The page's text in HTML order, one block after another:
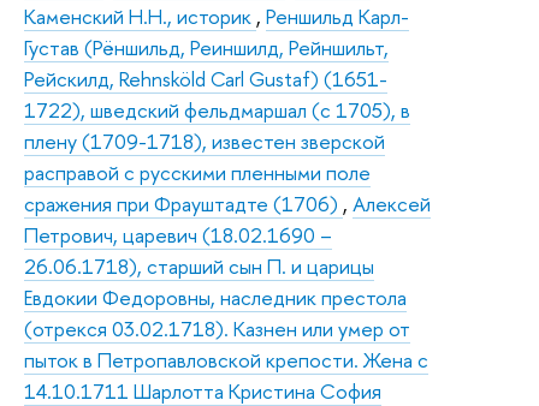
Каменский Н.Н., историк , Реншильд Карл-
Густав (Рёншильд, Реиншилд, Рейншильт,
Рейскилд, Rehnsköld Carl Gustaf) (1651-
1722), шведский фельдмаршал (с 1705), в
плену (1709-1718), известен зверской
расправой с русскими пленными поле
сражения при Фрауштадте (1706) , Алексей
Петрович, царевич (18.02.1690 –
26.06.1718), старший сын П. и царицы
Евдокии Федоровны, наследник престола
(отрекся 03.02.1718). Казнен или умер от
пыток в Петропавловской крепости. Жена с
14.10.1711 Шарлотта Кристина София